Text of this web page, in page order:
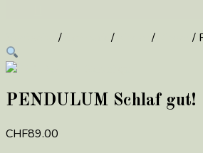
/ / / /
PENDULUM Schlaf gut!
CHF89.00